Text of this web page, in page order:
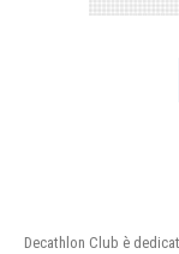
Decathlon Club è